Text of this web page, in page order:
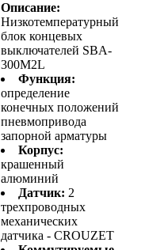
Описание:
Низкотемпературный
блок концевых
выключателей SBA-
300M2L
Функция:
определение
конечных положений
пневмопривода
запорной арматуры
Корпус:
крашенный
алюминий
Датчик: 2
трехпроводных
механических
датчика - CROUZET